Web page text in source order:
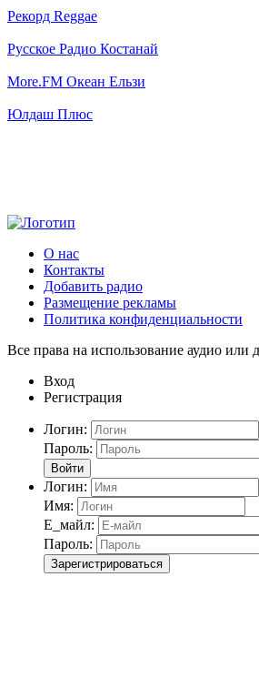
Рекорд Reggae
Русское Радио Костанай
More.FM Океан Ельзи
Юлдаш Плюс
О нас
Контакты
Добавить радио
Размещение рекламы
Политика конфиденциальности
Все права на использование аудио или
Вход
Регистрация
Логин:
Пароль:
Войти
Логин:
Имя:
Е_майл:
Пароль:
Зарегистрироваться